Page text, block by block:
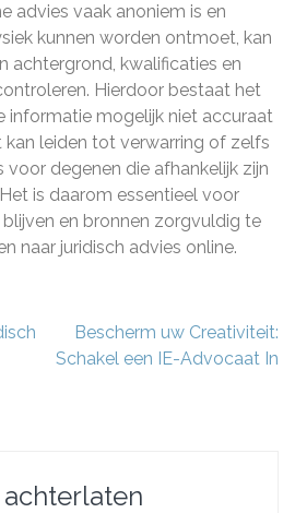
advies vaak anoniem is en
kunnen worden ontmoet, kan
achtergrond, kwalificaties en
Hierdoor bestaat het
informatie mogelijk niet accuraat
leiden tot verwarring of zelfs
degenen die afhankelijk zijn
is daarom essentieel voor
en bronnen zorgvuldig te
naar juridisch advies online.
Bescherm uw Creativiteit:
Schakel een IE-Advocaat In